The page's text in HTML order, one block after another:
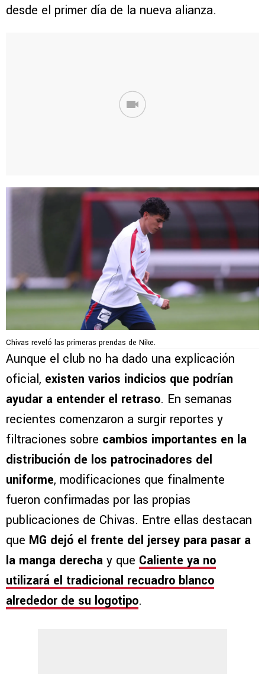
desde el primer día de la nueva alianza.
Chivas reveló las primeras prendas de Nike.
Aunque el club no ha dado una explicación
oficial, existen varios indicios que podrían
ayudar a entender el retraso. En semanas
recientes comenzaron a surgir reportes y
filtraciones sobre cambios importantes en la
distribución de los patrocinadores del
uniforme, modificaciones que finalmente
fueron confirmadas por las propias
publicaciones de Chivas. Entre ellas destacan
que MG dejó el frente del jersey para pasar a
la manga derecha y que Caliente ya no
utilizará el tradicional recuadro blanco
alrededor de su logotipo.